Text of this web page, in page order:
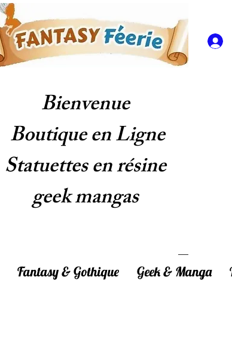
Bienvenue
Boutique en Ligne
Statuettes en résine
geek mangas
Fantasy & Gothique Geek & Manga